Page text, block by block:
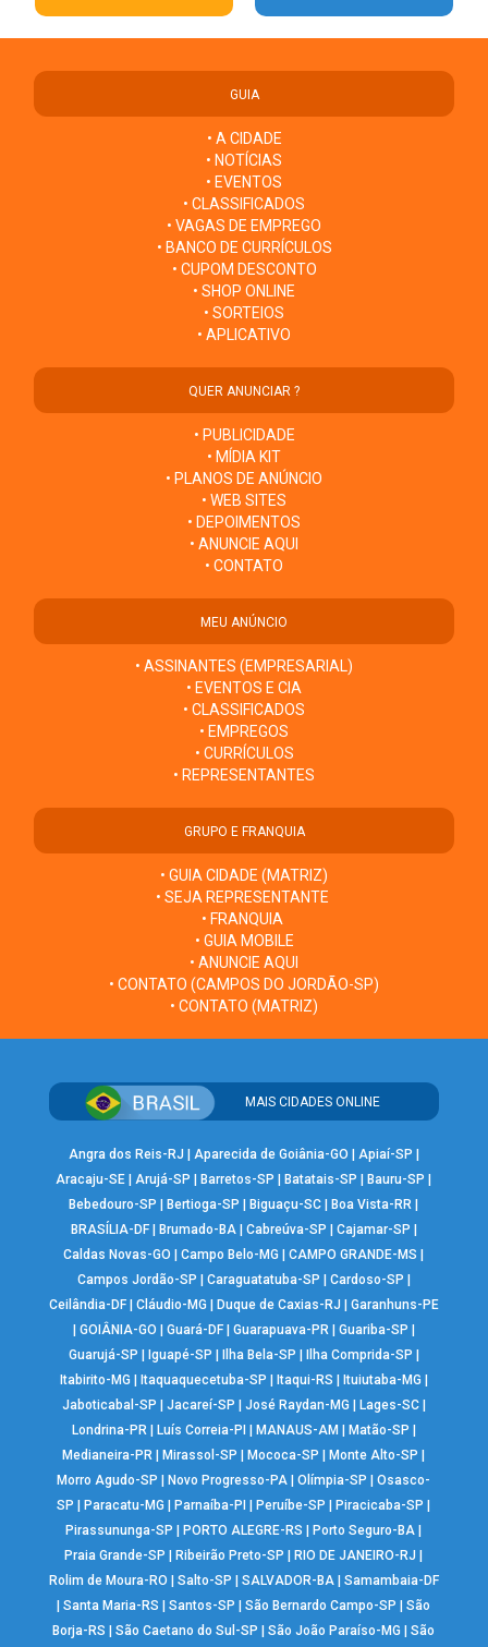
GUIA
• A CIDADE
• NOTÍCIAS
• EVENTOS
• CLASSIFICADOS
• VAGAS DE EMPREGO
• BANCO DE CURRÍCULOS
• CUPOM DESCONTO
• SHOP ONLINE
• SORTEIOS
• APLICATIVO
QUER ANUNCIAR ?
• PUBLICIDADE
• MÍDIA KIT
• PLANOS DE ANÚNCIO
• WEB SITES
• DEPOIMENTOS
• ANUNCIE AQUI
• CONTATO
MEU ANÚNCIO
• ASSINANTES (EMPRESARIAL)
• EVENTOS E CIA
• CLASSIFICADOS
• EMPREGOS
• CURRÍCULOS
• REPRESENTANTES
GRUPO E FRANQUIA
• GUIA CIDADE (MATRIZ)
• SEJA REPRESENTANTE
• FRANQUIA
• GUIA MOBILE
• ANUNCIE AQUI
• CONTATO (CAMPOS DO JORDÃO-SP)
• CONTATO (MATRIZ)
MAIS CIDADES ONLINE
Angra dos Reis-RJ Aparecida de Goiânia-GO Apiaí-SP
Aracaju-SE |Arujá-SP Barretos-SP Batatais-SP Bauru-SP
Bebedouro-SP
Bertioga-SP Biguaçu-SC Boa Vista-RR
BRASÍLIA-DF| Brumado-BA| Cabreúva-SP Cajamar-SP
Caldas Novas-GO
|Campo Belo-MG |CAMPO GRANDE-MS
Campos Jordão-SP
Caraguatatuba-SP Cardoso-SP
Ceilândia-DF| Cláudio-MG Duque de Caxias-RJ
Garanhuns-PE
GOIÂNIA-GO Guará-DF| Guarapuava-PR| Guariba-SP
Guarujá-SP
Iguapé-SP Ilha Bela-SP Ilha Comprida-SP
Itabirito-MG
Itaquaquecetuba-SP Itaqui-RS Ituiutaba-MG
Jaboticabal-SP
Jacareí-SP José Raydan-MG Lages-SC|
Londrina-PR| Luís Correia-PI MANAUS-AM Matão-SP
Medianeira-PR
Mirassol-SP Mococa-SP Monte Alto-SP
Morro Agudo-SP
Novo Progresso-PA |Olímpia-SP |Osasco-
SP
Paracatu-MG Parnaíba-PI Peruíbe-SP Piracicaba-SP
Pirassununga-SP
PORTO ALEGRE-RS Porto Seguro-BA
Praia Grande-SP
Ribeirão Preto-SP RIO DE JANEIRO-RJ
Rolim de Moura-RO
Salto-SP SALVADOR-BA| Samambaia-DF
|Santa Maria-RS |Santos-SP |São Bernardo Campo-SP |São
Borja-RS
|São Caetano do Sul-SP |São João Paraíso-MG |São